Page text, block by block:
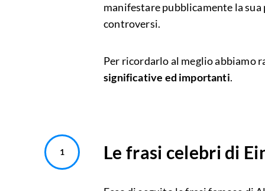
manifestare pubblicamente la
controversi.
Per ricordarlo al meglio abbiamo
significative ed importanti.
Le frasi celebri di